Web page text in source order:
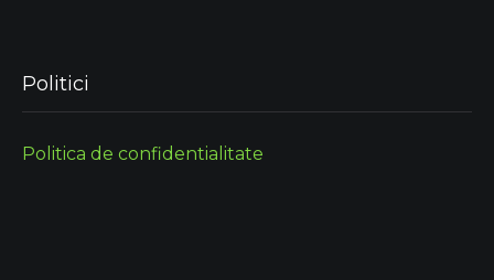
Politici
Politica de confidentialitate